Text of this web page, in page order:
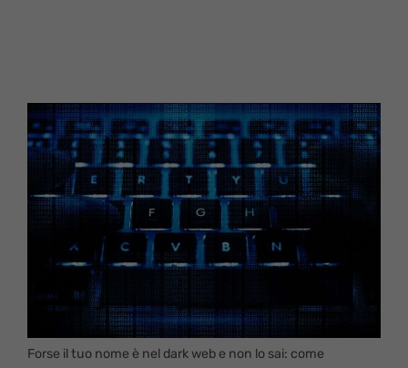
Forse il tuo nome è nel dark web e non lo sai: come